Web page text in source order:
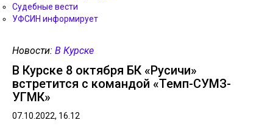
Судебные вести
УФСИН информирует
Новости: В Курске
В Курске 8 октября БК «Русичи»
встретится с командой «Темп-СУМЗ-
УГМК»
07.10.2022, 16.12